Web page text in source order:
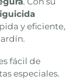
y eficiente,
fácil de
especiales.